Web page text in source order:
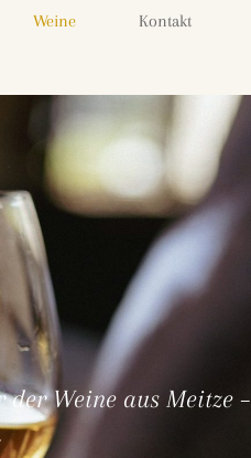
Weine Kontakt
Weine aus Meitze –